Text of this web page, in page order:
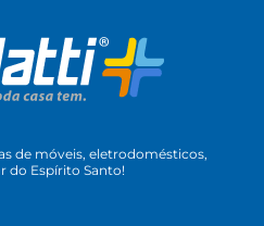
de móveis, eletrodomésticos,
do Espírito Santo!